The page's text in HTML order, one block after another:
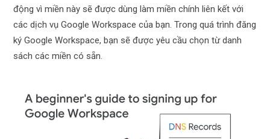
động vì miền này sẽ được dùng làm miền chính liên kết với
các dịch vụ Google Workspace của bạn. Trong quá trình đăng
ký Google Workspace, bạn sẽ được yêu cầu chọn từ danh
sách các miền có sẵn.